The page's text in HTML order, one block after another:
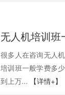
很多人在咨询无人
培训班一般学费多
到上万...
【详情+】